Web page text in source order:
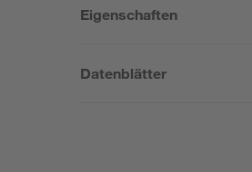
Eigenschaften
Datenblätter